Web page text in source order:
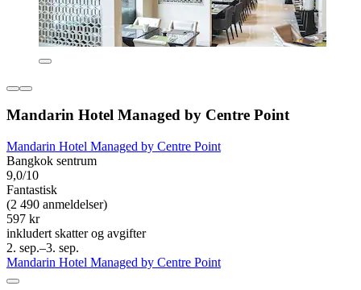
Mandarin Hotel Managed by Centre Point
Mandarin Hotel Managed by Centre Point
Bangkok sentrum
9,0/10
Fantastisk
(2 490 anmeldelser)
597 kr
inkludert skatter og avgifter
2. sep.–3. sep.
Mandarin Hotel Managed by Centre Point